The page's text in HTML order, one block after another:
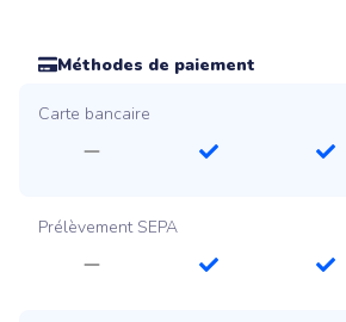
Méthodes de paiement
Carte bancaire
Prélèvement SEPA